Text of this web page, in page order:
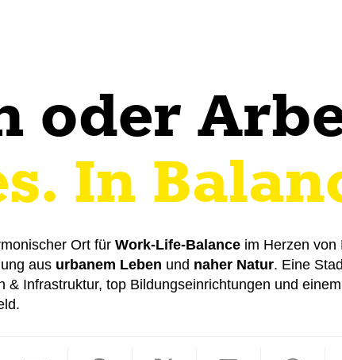
oder
In
Ort für Work-Life-Balance im Herzen von
aus urbanem Leben und naher Natur. Eine
& Infrastruktur, top Bildungseinrichtungen und